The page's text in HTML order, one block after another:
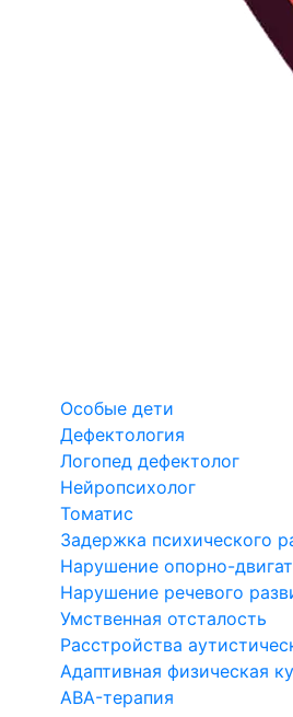
Особые дети
Дефектология
Логопед дефектолог
Нейропсихолог
Томатис
Задержка психического
Нарушение опорно-
Нарушение речевого
Умственная отсталость
Расстройства
Адаптивная физическая
ABA-терапия